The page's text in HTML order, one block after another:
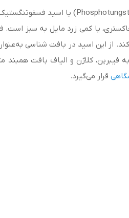
یا کمی زرد مایل به سبز است.
کلاژن و الیاف بافت
قرار می‌گیرد.